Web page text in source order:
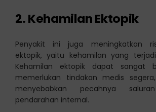
2. Kehamilan Ektopik
Penyakit ini juga meningkatkan
ektopik, yaitu kehamilan yang
Kehamilan ektopik dapat sangat
memerlukan tindakan medis
menyebabkan pecahnya
pendarahan internal.